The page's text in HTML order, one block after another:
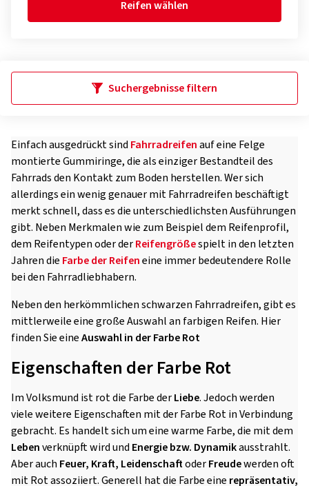
Reifen wählen
Suchergebnisse filtern
Einfach ausgedrückt sind Fahrradreifenauf eine Felge
montierte Gummiringe, die als einziger Bestandteil des
Fahrrads den Kontakt zum Boden herstellen. Wer sich
allerdings ein wenig genauer mit Fahrradreifen beschäftigt
merkt schnell, dass es die unterschiedlichsten Ausführungen
gibt. Neben Merkmalen wie zum Beispiel dem Reifenprofil,
dem Reifentypen oder derReifengrößespielt in den letzten
Jahren die Farbe der Reifeneine immer bedeutendere Rolle
bei den Fahrradliebhabern.
Neben den herkömmlichen schwarzen Fahrradreifen, gibt es
mittlerweile eine große Auswahl an farbigen Reifen. Hier
finden Sie eineAuswahl in der Farbe Rot
Eigenschaften der Farbe Rot
Im Volksmund ist rot die Farbe derLiebe. Jedoch werden
viele weitere Eigenschaften mit der Farbe Rot in Verbindung
gebracht. Es handelt sich um eine warme Farbe, die mit dem
Lebenverknüpft wird und Energie bzw. Dynamikausstrahlt.
Aber auch Feuer, Kraft, LeidenschaftoderFreudewerden oft
mit Rot assoziiert. Generell hat die Farbe eine repräsentativ,